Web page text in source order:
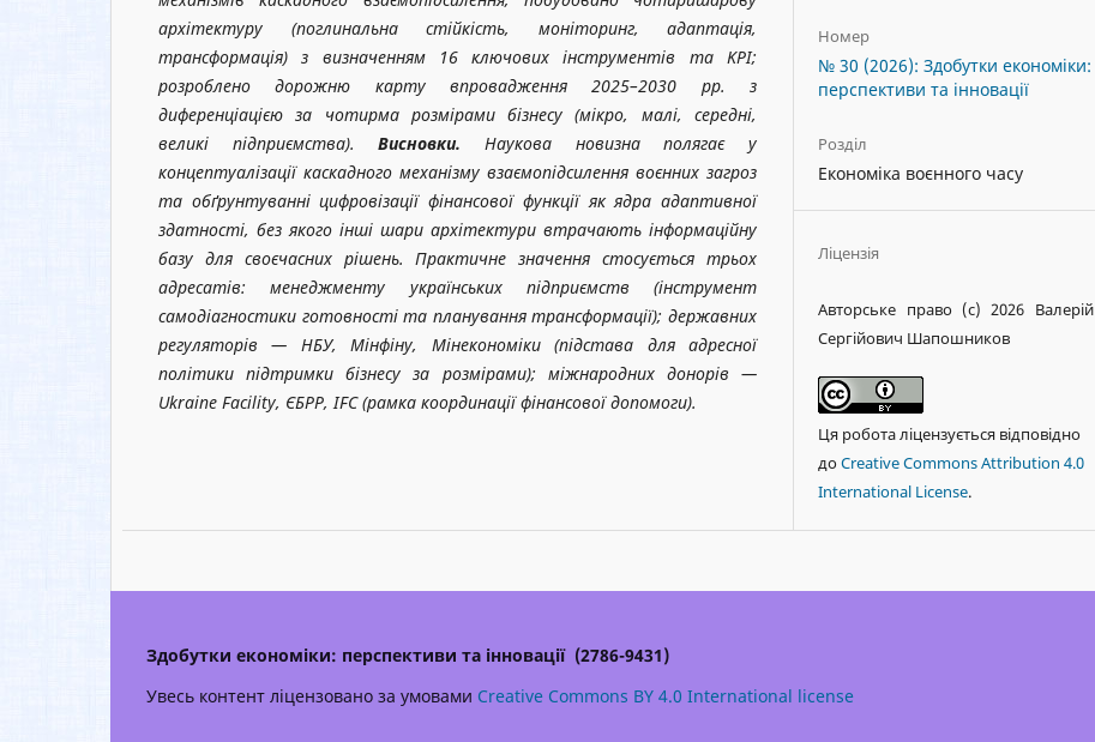
архітектуру (поглинальна стійкість, моніторинг, адаптація,
трансформація) з визначенням 16 ключових інструментів та KPI;
розроблено дорожню карту впровадження 2025–2030 рр. з
диференціацією за чотирма розмірами бізнесу (мікро, малі, середні,
великі підприємства).Висновки.Наукова новизна полягає у
концептуалізації каскадного механізму взаємопідсилення воєнних загроз
та обґрунтуванні цифровізації фінансової функції як ядра адаптивної
здатності, без якого інші шари архітектури втрачають інформаційну
базу для своєчасних рішень. Практичне значення стосується трьох
адресатів: менеджменту українських підприємств (інструмент
самодіагностики готовності та планування трансформації); державних
регуляторів — НБУ, Мінфіну, Мінекономіки (підстава для адресної
політики підтримки бізнесу за розмірами); міжнародних донорів —
Ukraine Facility, ЄБРР, IFC (рамка координації фінансової допомоги).
Номер
№ 30 (2026): Здобутки економіки:
перспективи та інновації
Розділ
Економіка воєнного часу
Ліцензія
Авторське право (c) 2026 Валерій
Сергійович Шапошников
Ця робота ліцензується відповідно
доCreative Commons Attribution 4.0
International License.
Здобутки економіки: перспективи та інновації (2786-9431)
Увесь контент ліцензовано за умовами Creative Commons BY 4.0 International license